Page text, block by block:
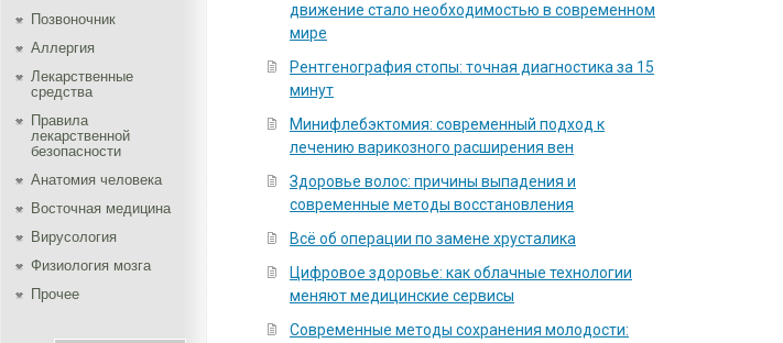
Позвоночник
Аллергия
Лекарственные
средства
Правила
лекарственной
безопасности
Aнатомия человека
Восточная медицина
Вирусология
Физиология мозга
Прочее
движение стало необходимостью в современном
мире
Рентгенография стопы: точная диагностика за 15
минут
Минифлебэктомия: современный подход к
лечению варикозного расширения вен
Здоровье волос: причины выпадения и
современные методы восстановления
Всё об операции по замене хрусталика
Цифровое здоровье: как облачные технологии
меняют медицинские сервисы
Современные методы сохранения молодости: